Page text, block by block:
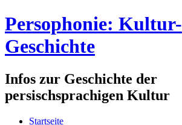
Persophonie: Kultur-
Geschichte
Infos zur Geschichte der
persischsprachigen Kultur
Startseite